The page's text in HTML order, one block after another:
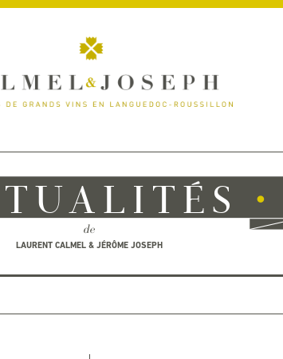
de
LAURENT CALMEL & JÉRÔME JOSEPH